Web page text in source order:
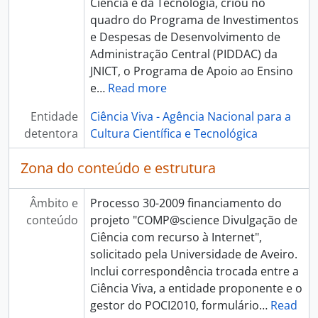
[Pasta/Processo] Projeto netFis: Fazer, Interpretar e Saber, 1997 - 2002
[Pasta/Processo] Escola EB 2,3 El-Rei D. Manuel I - Laboratório de Química, 1997 - 2002
[Pasta/Processo] Semana do Mar - Projeto Creoula 98 e Creoula 97, 1997 - 1998
[Pasta/Processo] Centro de Recursos Educativos e Tecnológicos de Odivelas, 1997 - 1998
[Pasta/Processo] Projeto Escolas do Rio, 1998 - 1999
[Pasta/Processo] Escola Profissional do Alto Minho Interior, 2001
[Pasta/Processo] Oferta de Publicações, 2001 - 2006
[Pasta/Processo] Edição da obra de Bento Jesus Caraça - Conceitos Fundamentais da Matemática, 1998
[Pasta/Processo] Projeto PÚBLICO na Escola, 1997 - 1998
[Pasta/Processo] Roteiro Ciência Viva, 1997
[Pasta/Processo] ASTROFESTA 2000, 2000 - 2006
[Pasta/Processo] O Pequeno Livro da Astronomia, 2001 - 2005
[Pasta/Processo] ASTROFESTA 2001, 2001 - 2005
[Pasta/Processo] CD ROM - Parque Arqueológico Vale do Côa, 1999 - 2000
[Pasta/Processo] Projeto Junitec Éco-Marathon 99, 1999
[Pasta/Processo] Fundação Monjardino, 2000 - 2001
[Pasta/Processo] Círculo Literário Pop Cave, 2000 - 2001
quadro do Programa de Investimentos
e Despesas de Desenvolvimento de
Administração Central (PIDDAC) da
JNICT, o Programa de Apoio ao Ensino
e… Read more
Entidade
detentora
Ciência Viva - Agência Nacional para a
Cultura Científica e Tecnológica
Zona do conteúdo e estrutura
Âmbito e
conteúdo
Processo 30-2009 financiamento do
projeto "COMP@science Divulgação de
Ciência com recurso à Internet",
solicitado pela Universidade de Aveiro.
Inclui correspondência trocada entre a
Ciência Viva, a entidade proponente e o
gestor do POCI2010, formulário… Read